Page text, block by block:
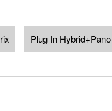
Plug In Hybrid+Pano